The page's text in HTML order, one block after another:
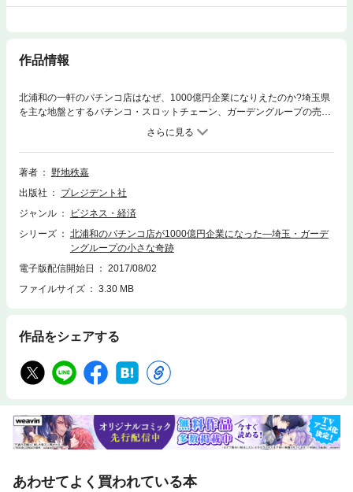
作品情報
北浦和の一軒のパチンコ店はなぜ、1000億円企業になりえたのか?埼玉県
を主な地盤とするパチンコ・スロットチェーン、ガーデングループの売り
上げは1000億円。もともとは一軒のパチンコ店だった。現社長の密山根成
(もとなり)は一軒を1000億円企業にした。成長させるために彼がやったこ
とはひとつしかない。企業理念を作ってそれを信じたこと。みんなで、自
分たちだけの企業理念をつくったことだった。【著者紹介】野地秩嘉(の
務、美術プロデューサー経てノンフィクション作家に。人物ルポルタージ
ュ、ビジネスから、食、芸術、海外文化に至るまで幅広い分野で執筆。著
館文庫)『高倉健インタヴューズ』(小学館文庫プレジデントセレクト)『川
端キャプテンにゴルフを習う』『なぜ、人は餃子の王将の行列に並ぶの
か？』(共にプレジデント社)ほか著書多数。【目次より】まえがき1◆パチ
ンコ博物館2◆有楽会館3◆変化のあと4◆生き残るための改革5◆開店資金の
調達6◆二号店オープン7◆1000億円企業へ8◆大型店9◆その日のこと10◆
著者
野地秩嘉
出版社
プレジデント社
ジャンル
ビジネス・経済
シリーズ
北浦和のパチンコ店が1000億円企業になった―埼玉・ガーデ
ングループの小さな奇跡
電子版配信開始日
2017/08/02
ファイルサイズ
3.30 MB
作品をシェアする
あわせてよく買われている本